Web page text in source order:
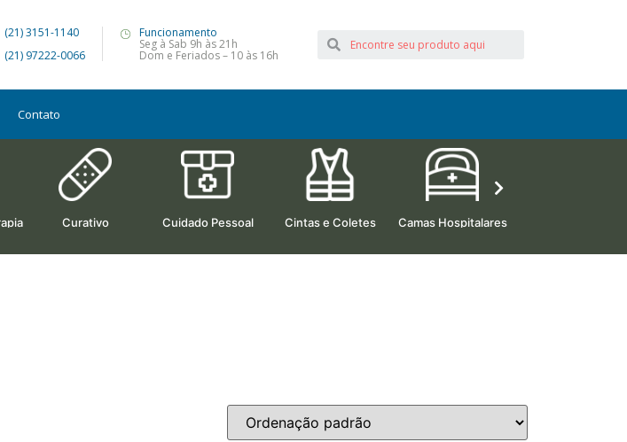
(21) 3151-1140
(21) 97222-0066
Funcionamento
Seg à Sab 9h às 21h
Dom e Feriados – 10 às 16h
Contato
Curativo Cuidado Pessoal Cintas e Coletes Camas Hospitalares